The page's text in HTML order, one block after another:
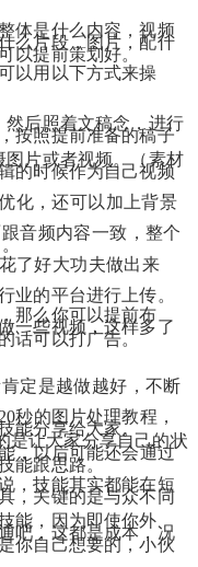
体是什么内容，视频
么片段，图片，配什
以提前策划好。
以用以下方式来操
然后照着文稿念，进行
按照提前准备的稿子
图片或者视频。（素材
的时候作为自己视频
化，还可以加上背景
音频内容一致，整个
了好大功夫做出来
业的平台进行上传。
那么你可以提前布
一些视频，这样多了
话可以打广告。
定是越做越好，不断
秒的图片处理教程，
能分享给大家。
是让大家分享自己的状
，以后可能还会通过
能跟思路。
，技能其实都能在短
，关键的是与众不同
能，因为即使你外
吧，这都是成本，况
你自己想要的，小伙